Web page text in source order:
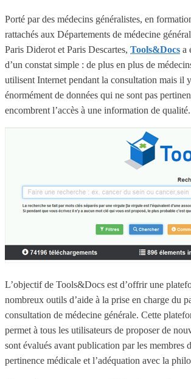
Porté par des médecins généralistes, en
rattachés aux Départements de médecine
Paris Diderot et Paris Descartes, Tools&Docs a
d’un constat simple : de plus en plus de
utilisent Internet pendant la consultation mais il
énormément de données qui ne sont pas
encombrent l’accès à une information de qualité.
L’objectif de Tools&Docs est d’offrir une
nombreux outils d’aide à la prise en charge du
consultation de médecine générale. Cette
permet à tous les utilisateurs de proposer de
sont évalués avant publication par les membres
pertinence médicale et l’adéquation avec la